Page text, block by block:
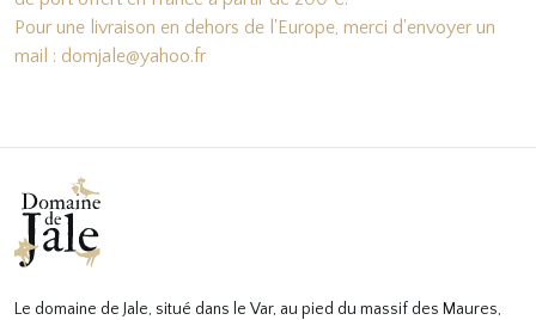
Pour une livraison en dehors de l'Europe, merci d'envoyer un
mail : domjale@yahoo.fr
Le domaine de Jale, situé dans le Var, au pied du massif des Maures,